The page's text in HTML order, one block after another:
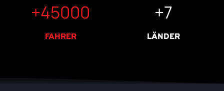
+45000
FAHRER
+7
LÄNDER